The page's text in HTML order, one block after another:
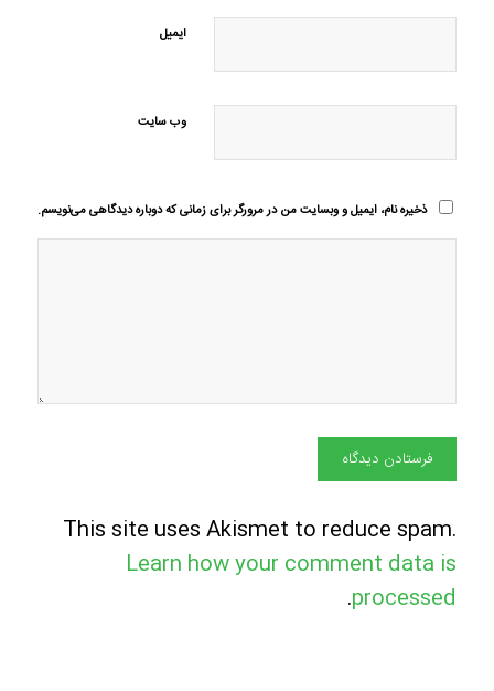
ایمیل
وب‌ سایت
ذخیره نام، ایمیل و وبسایت من در مرورگر برای زمانی که دوباره دیدگاهی می‌نویسم.
This site uses Akismet to reduce spam.
Learn how your comment data is
processed
.